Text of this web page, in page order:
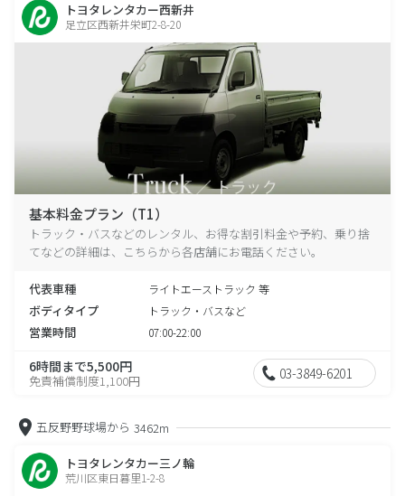
トヨタレンタカー西新井
足立区西新井栄町2-8-20
基本料金プラン（T1）
トラック・バスなどのレンタル、お得な割引料金や予約、乗り捨
てなどの詳細は、こちらから各店舗にお電話ください。
代表車種 ライトエーストラック 等
ボディタイプ トラック・バスなど
営業時間 07:00-22:00
6時間まで5,500円
免責補償制度1,100円 03-3849-6201
五反野野球場から 3462m
トヨタレンタカー三ノ輪
荒川区東日暮里1-2-8